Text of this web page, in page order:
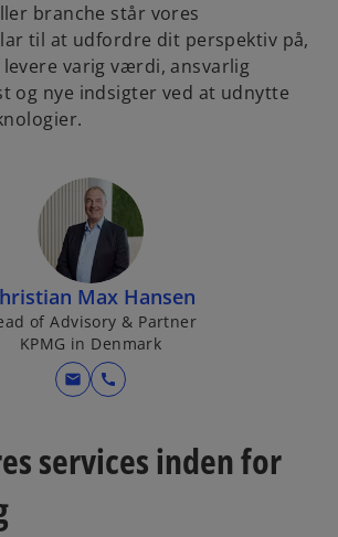
branche står vores
til at udfordre dit perspektiv på,
varig værdi, ansvarlig
og nye indsigter ved at udnytte
Max Hansen
of Advisory & Partner
KPMG in Denmark
mail call
services inden for